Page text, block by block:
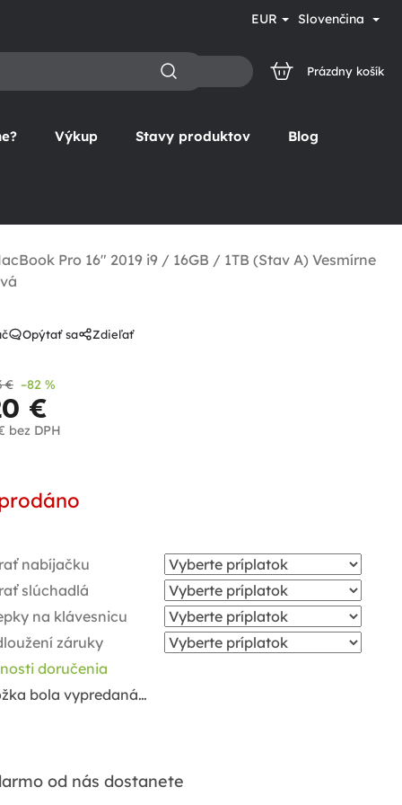
EUR Slovenčina
NÁKUPNÝ
Prázdny košík
Výkup Stavy produktov Blog
Pro 16" 2019 i9 / 16GB / 1TB (Stav A) Vesmírne
€ –82 %
€
bez DPH
nabíjačku
slúchadlá
na klávesnicu
záruky
doručenia
bola vypredaná…
od nás dostanete
Opýtať sa Zdieľať